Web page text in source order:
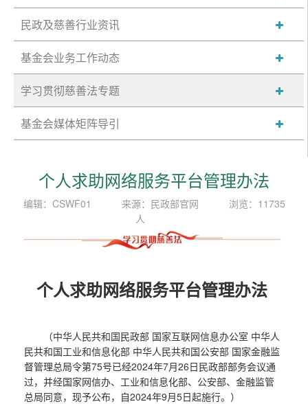
民政及慈善行业资讯
基金会业务工作动态
学习贯彻慈善法专题
基金会媒体矩阵导引
个人求助网络服务平台管理办法
编辑：CSWF01 来源：民政部官网
浏览：11735
人
个人求助网络服务平台管理办法
（中华人民共和国民政部 国家互联网信息办公室 中华人
民共和国工业和信息化部 中华人民共和国公安部 国家金融监
督管理总局令第75号已经2024年7月26日民政部部务会议通
过，并经国家网信办、工业和信息化部、公安部、金融监管
总局同意，现予公布，自2024年9月5日起施行。）